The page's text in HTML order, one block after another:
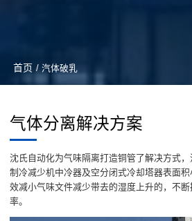
首页 / 汽体破乳
气体分离解决方案
沈氏自动化为气味隔离打造铜管了解决方式
制冷减少机中冷器及空分闭式冷却塔器表面
效减小气味文件减少带去的湿度上升的，不
率。